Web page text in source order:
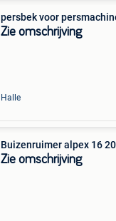
persbek voor
Zie omschrijving
Halle
Buizenruimer alpex 16
Zie omschrijving